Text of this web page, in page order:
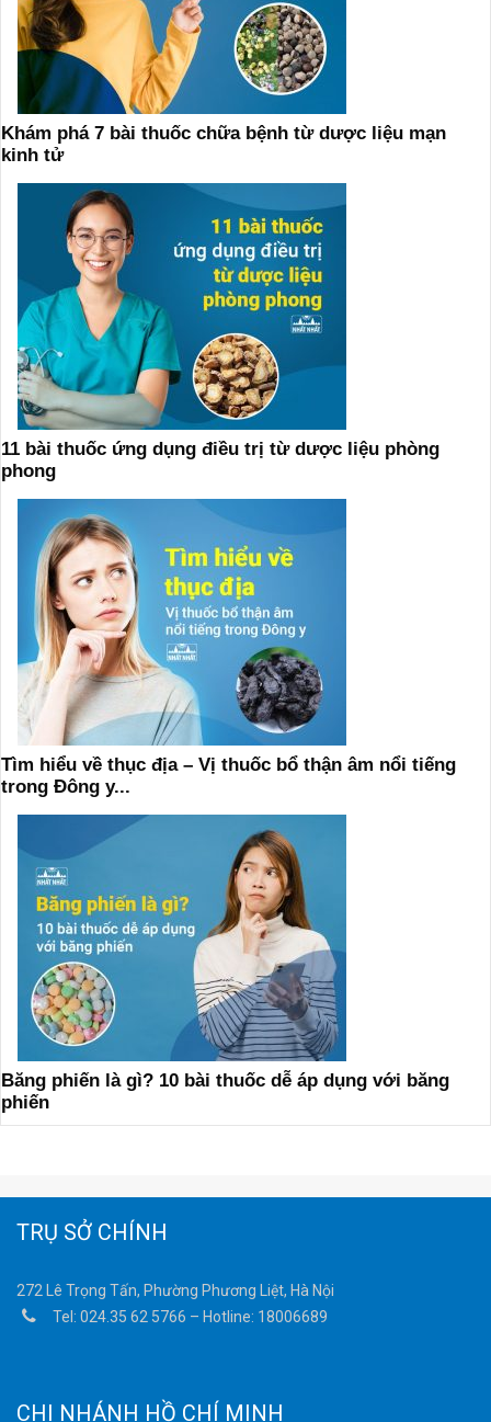
Khám phá 7 bài thuốc chữa bệnh từ dược liệu mạn
kinh tử
11 bài thuốc ứng dụng điều trị từ dược liệu phòng
phong
Tìm hiểu về thục địa – Vị thuốc bổ thận âm nổi tiếng
trong Đông y...
Băng phiến là gì? 10 bài thuốc dễ áp dụng với băng
phiến
TRỤ SỞ CHÍNH
272 Lê Trọng Tấn, Phường Phương Liệt, Hà Nội
Tel: 024.35 62 5766 – Hotline: 18006689
CHI NHÁNH HỒ CHÍ MINH